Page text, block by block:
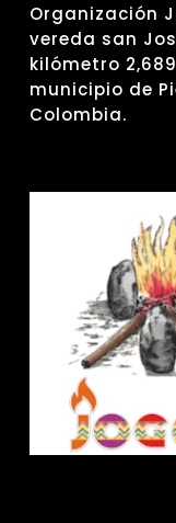
Organización
vereda san
kilómetro
municipio de
Colombia.